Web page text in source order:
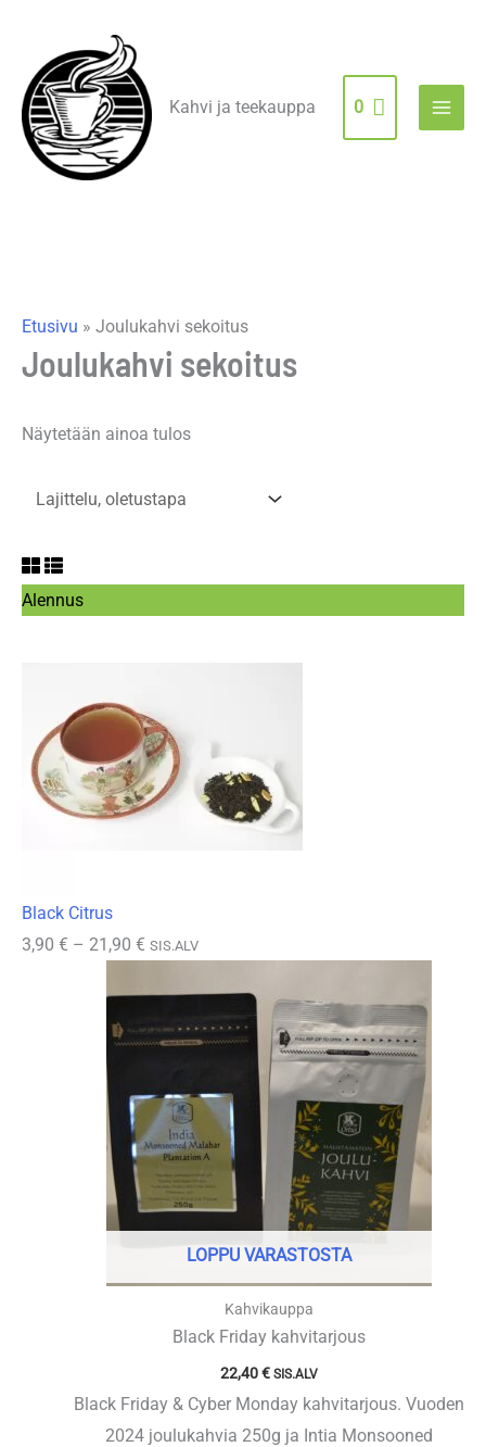
Kahvi ja teekauppa 0
Etusivu » Joulukahvi sekoitus
Joulukahvi sekoitus
Näytetään ainoa tulos
AlennusTuote
Black Citrus
3,90 € – 21,90 € Hintaluokka:
21,90 €
SIS.ALV
LOPPU VARASTOSTA
Kahvikauppa
Black Friday kahvitarjous
22,40€ SIS.ALV
Black Friday & Cyber Monday kahvitarjous. Vuoden
2024 joulukahvia 250g ja Intia Monsooned